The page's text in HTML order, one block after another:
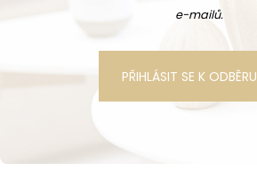
e-mailů.
PŘIHLÁSIT SE K ODBĚRU